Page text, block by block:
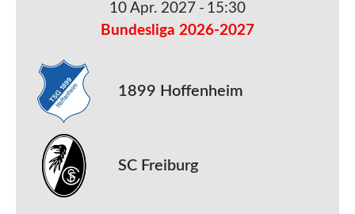
10 Apr. 2027 - 15:30
Bundesliga 2026-2027
1899 Hoffenheim
SC Freiburg